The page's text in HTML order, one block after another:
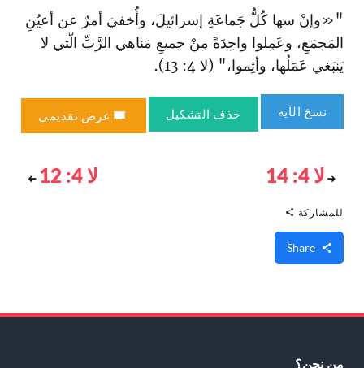
"«وإنْ سها كُلُّ جَماعَةِ إسرائيلَ، وأُخفيَ أمرٌ عن أعيُنِ
المَجمَعِ، وعَمِلوا واحِدَةً مِنْ جميعِ مَناهي الرَّبِّ الّتي لا
يَنبَغي عَمَلُها، وأثِموا،" (لا 4: 13).
نسخ الآية حذف التشكيل عرض تقديمي
لا 4: 14 لا 4: 12
للمشاركة
من نحن؟